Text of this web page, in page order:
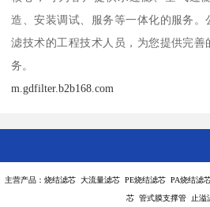
造、安装调试、服务等一体化的服务
滤技术的工程技术人员，为您提供完
务。
m.gdfilter.b2b168.com
主营产品：烧结滤芯 大流量滤芯 PE烧结滤芯 PA烧结滤
芯 管式膜支撑管 止溢